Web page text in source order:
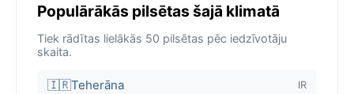
Populārākās pilsētas šajā klimatā
Tiek rādītas lielākās 50 pilsētas pēc iedzīvotāju
skaita.
🇮🇷Teherāna IR